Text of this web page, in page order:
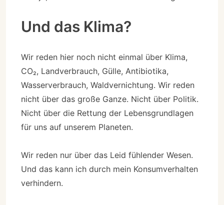
Und das Klima?
Wir reden hier noch nicht einmal über Klima,
CO₂, Landverbrauch, Gülle, Antibiotika,
Wasserverbrauch, Waldvernichtung. Wir reden
nicht über das große Ganze. Nicht über Politik.
Nicht über die Rettung der Lebensgrundlagen
für uns auf unserem Planeten.
Wir reden nur über das Leid fühlender Wesen.
Und das kann ich durch mein Konsumverhalten
verhindern.